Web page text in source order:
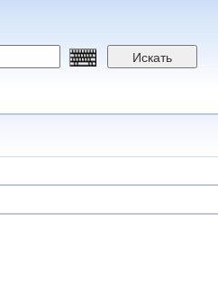
Искать